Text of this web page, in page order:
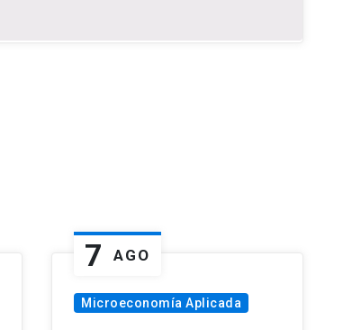
7 AGO
Microeconomía Aplicada